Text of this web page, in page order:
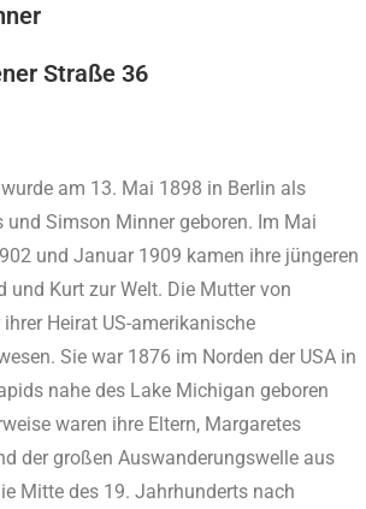
Straße 36
am 13. Mai 1898 in Berlin als
und Simson Minner geboren. Im Mai
und Januar 1909 kamen ihre jüngeren
und Kurt zur Welt. Die Mutter von
Heirat US-amerikanische
Sie war 1876 im Norden der USA in
nahe des Lake Michigan geboren
waren ihre Eltern, Margaretes
der großen Auswanderungswelle aus
Mitte des 19. Jahrhunderts nach